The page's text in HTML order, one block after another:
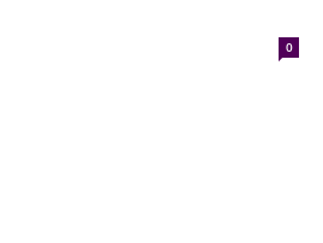
0